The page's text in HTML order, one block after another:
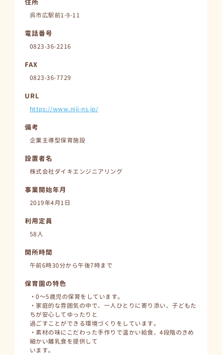
住所
呉市広駅前1-9-11
電話番号
0823-36-2216
FAX
0823-36-7729
URL
https://www.niji-ns.jp/
備考
企業主導型保育施設
設置者名
株式会社ダイキエンジニアリング
事業開始年月
2019年4月1日
利用定員
58人
開所時間
午前6時30分から午後7時まで
保育園の特色
・0～5歳児の保育をしています。
・家庭的な雰囲気の中で、一人ひとりに寄り添い、子どもた
ちが安心してゆったりと
過ごすことができる環境づくりをしています。
・素材の味にこだわった手作りで温かい給食、4段階のきめ
細かい離乳食を提供して
います。